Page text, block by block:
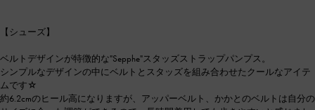
【シューズ】
ベルトデザインが特徴的な"Sepphe"スタッズストラップパンプス。
シンプルなデザインの中にベルトとスタッズを組み合わせたクールなアイテ
ムです☆
約6.2cmのヒール高になりますが、アッパーベルト、かかとのベルトは自分の